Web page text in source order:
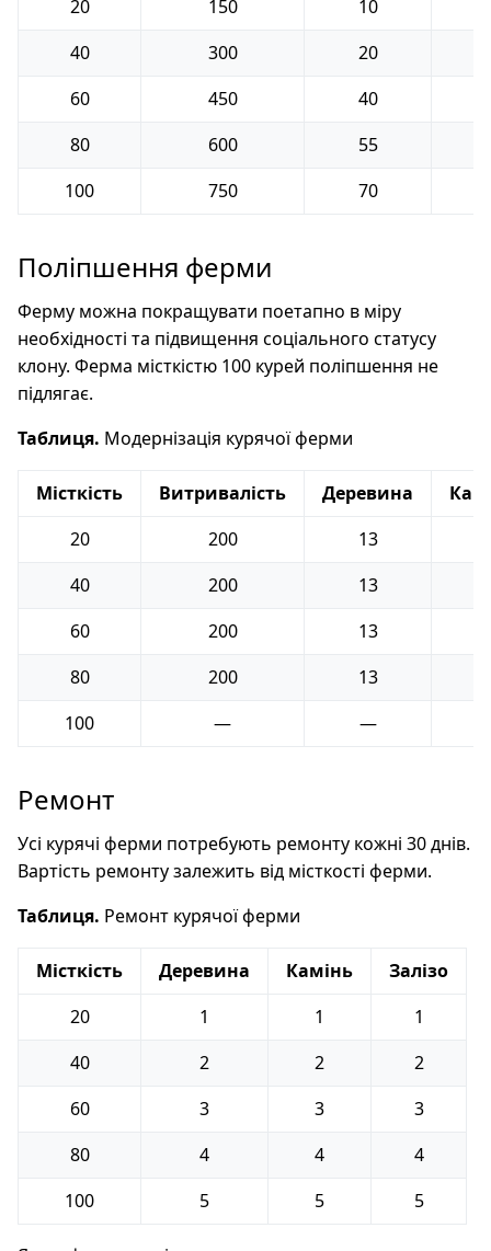
20 150 10
40
300 20
60
450 40
80
600 55
100
750 70
Поліпшення ферми
Ферму можна покращувати поетапно в міру
необхідності та підвищення соціального статусу
клону. Ферма місткістю 100 курей поліпшення не
підлягає.
Таблиця. Модернізація курячої ферми
Місткість Витривалість Деревина
20
200 13
40
200 13
60
200 13
80
200 13
100
— —
Ремонт
Усі курячі ферми потребують ремонту кожні 30 днів.
Вартість ремонту залежить від місткості ферми.
Таблиця. Ремонт курячої ферми
Місткість Деревина Камінь
Залізо
20
1 1
1
40
2 2
2
60
3 3
3
80
4 4
4
100
5 5 5